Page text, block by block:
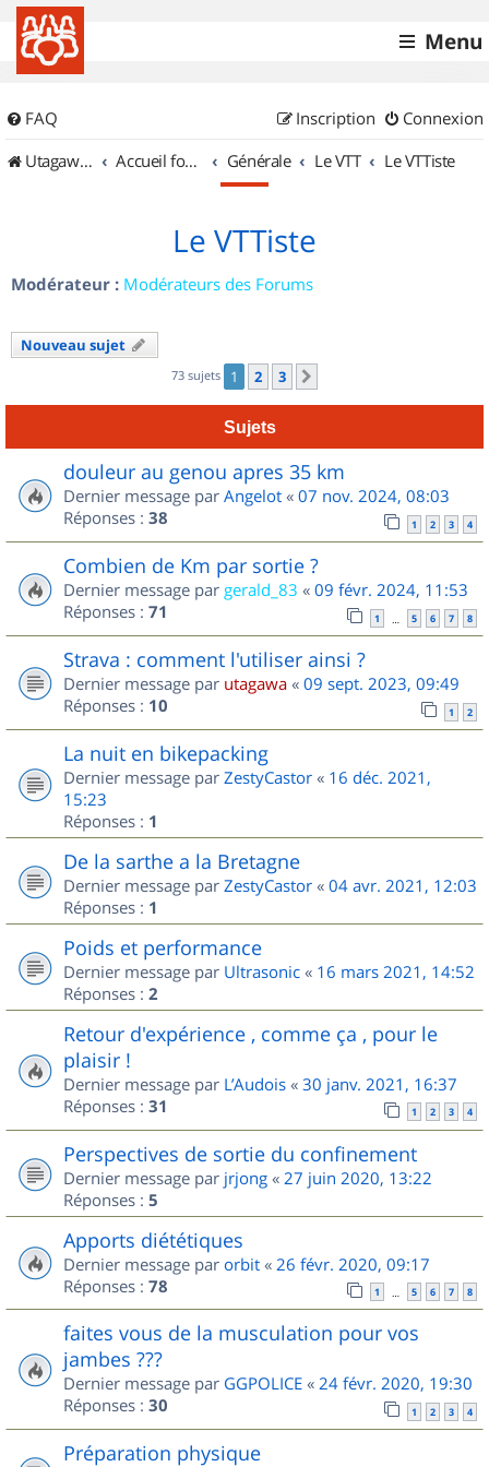
Menu
FAQ Connexion
Inscription
UtagawaVTT (Randos VTT et VTTAE avec traces GPS)
Accueil forum Générale Le VTT Le VTTiste
Le VTTiste
Modérateur : Modérateurs des Forums
Nouveau sujet
73 sujets 1 2 3
Sujets
douleur au genou apres 35 km
Dernier message par Angelot « 07 nov. 2024, 08:03
Réponses : 38 1 2 3 4
Combien de Km par sortie ?
Dernier message par gerald_83 « 09 févr. 2024, 11:53
Réponses : 71 1 … 5 6 7 8
Strava : comment l'utiliser ainsi ?
Dernier message par utagawa « 09 sept. 2023, 09:49
Réponses : 10 1 2
La nuit en bikepacking
Dernier message par ZestyCastor « 16 déc. 2021,
15:23
Réponses : 1
De la sarthe a la Bretagne
Dernier message par ZestyCastor « 04 avr. 2021, 12:03
Réponses : 1
Poids et performance
Dernier message par Ultrasonic « 16 mars 2021, 14:52
Réponses : 2
Retour d'expérience , comme ça , pour le
plaisir !
Dernier message par L’Audois « 30 janv. 2021, 16:37
Réponses : 31 1 2 3 4
Perspectives de sortie du confinement
Dernier message par jrjong « 27 juin 2020, 13:22
Réponses : 5
Apports diététiques
Dernier message par orbit « 26 févr. 2020, 09:17
Réponses : 78 1 … 5 6 7 8
faites vous de la musculation pour vos
jambes ???
Dernier message par GGPOLICE « 24 févr. 2020, 19:30
Réponses : 30 1 2 3 4
Préparation physique